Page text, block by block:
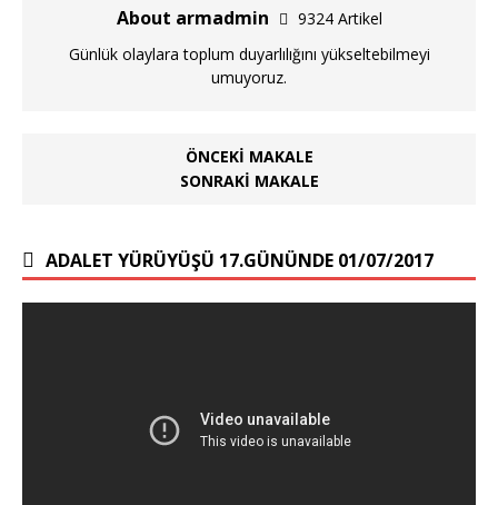
About armadmin
9324 Artikel
Günlük olaylara toplum duyarlılığını yükseltebilmeyi
umuyoruz.
ÖNCEKI MAKALE
SONRAKI MAKALE
ADALET YÜRÜYÜŞÜ 17.GÜNÜNDE 01/07/2017